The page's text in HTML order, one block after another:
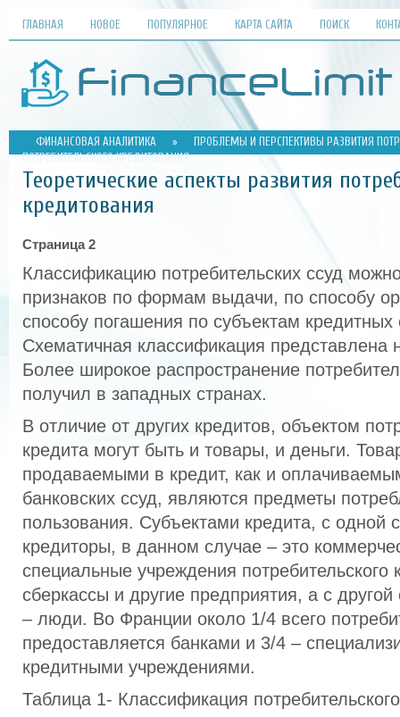
ГЛАВНАЯ НОВОЕ ПОПУЛЯРНОЕ КАРТА САЙТА ПОИСК
ФИНАНСОВАЯ АНАЛИТИКА »
ПРОБЛЕМЫ И ПЕРСПЕКТИВЫ РАЗВИТИЯ
ПОТРЕБИТЕЛЬСКОГО КРЕДИТОВАНИЯ
Теоретические аспекты развития
кредитования
Страница 2
Классификацию потребительских ссуд
признаков по формам выдачи, по способу
способу погашения по субъектам
Схематичная классификация представлена
Более широкое распространение
получил в западных странах.
В отличие от других кредитов, объектом
кредита могут быть и товары, и деньги.
продаваемыми в кредит, как и
банковских ссуд, являются предметы
пользования. Субъектами кредита, с одной
кредиторы, в данном случае – это
специальные учреждения потребительского
сберкассы и другие предприятия, а с
– люди. Во Франции около 1/4 всего
предоставляется банками и 3/4 –
кредитными учреждениями.
Таблица 1- Классификация